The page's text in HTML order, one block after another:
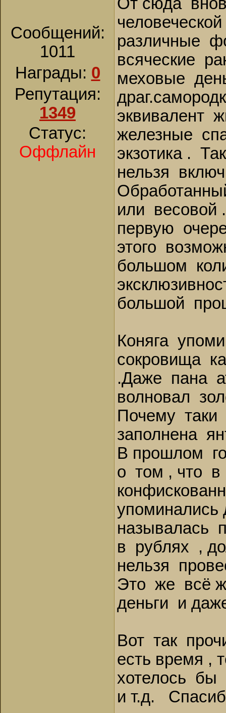
Сообщений:
1011
Награды: 0
Репутация:
1349
Статус:
Оффлайн
различные
всяческие
меховые
эквивалент
железные
экзотика .
нельзя
или
первую
этого
большом
большой
Коняга
сокровища
.Даже пана
волновал
Почему
заполнена
В прошлом
о том , что в
упоминались
называлась
в рублях ,
нельзя
Это же всё
деньги и
Вот так
есть время ,
хотелось
и т.д.